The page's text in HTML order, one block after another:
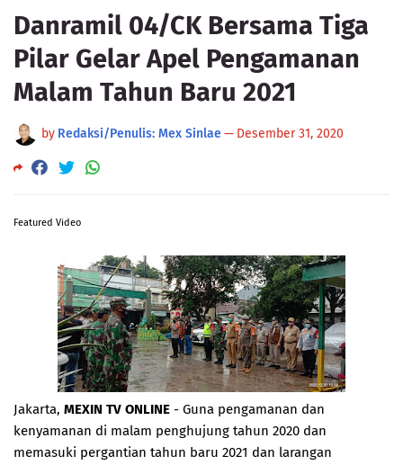
Danramil 04/CK Bersama Tiga
Pilar Gelar Apel Pengamanan
Malam Tahun Baru 2021
by Redaksi/Penulis: Mex Sinlae— Desember 31, 2020
Featured Video
Jakarta, MEXIN TV ONLINE - Guna pengamanan dan
kenyamanan di malam penghujung tahun 2020 dan
memasuki pergantian tahun baru 2021 dan larangan